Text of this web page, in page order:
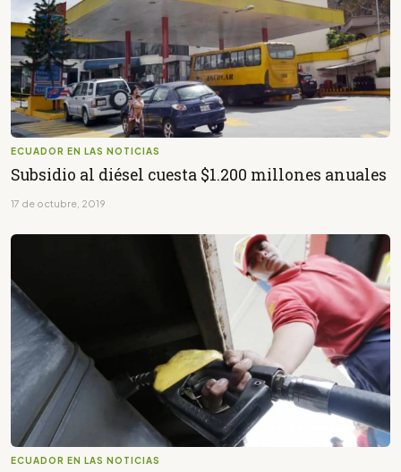
ECUADOR EN LAS NOTICIAS
Subsidio al diésel cuesta $1.200 millones anuales
17 de octubre, 2019
ECUADOR EN LAS NOTICIAS